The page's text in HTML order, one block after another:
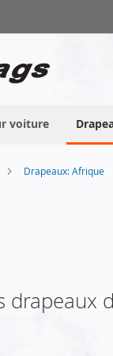
voiture
Drapeaux: Afrique
drapeaux